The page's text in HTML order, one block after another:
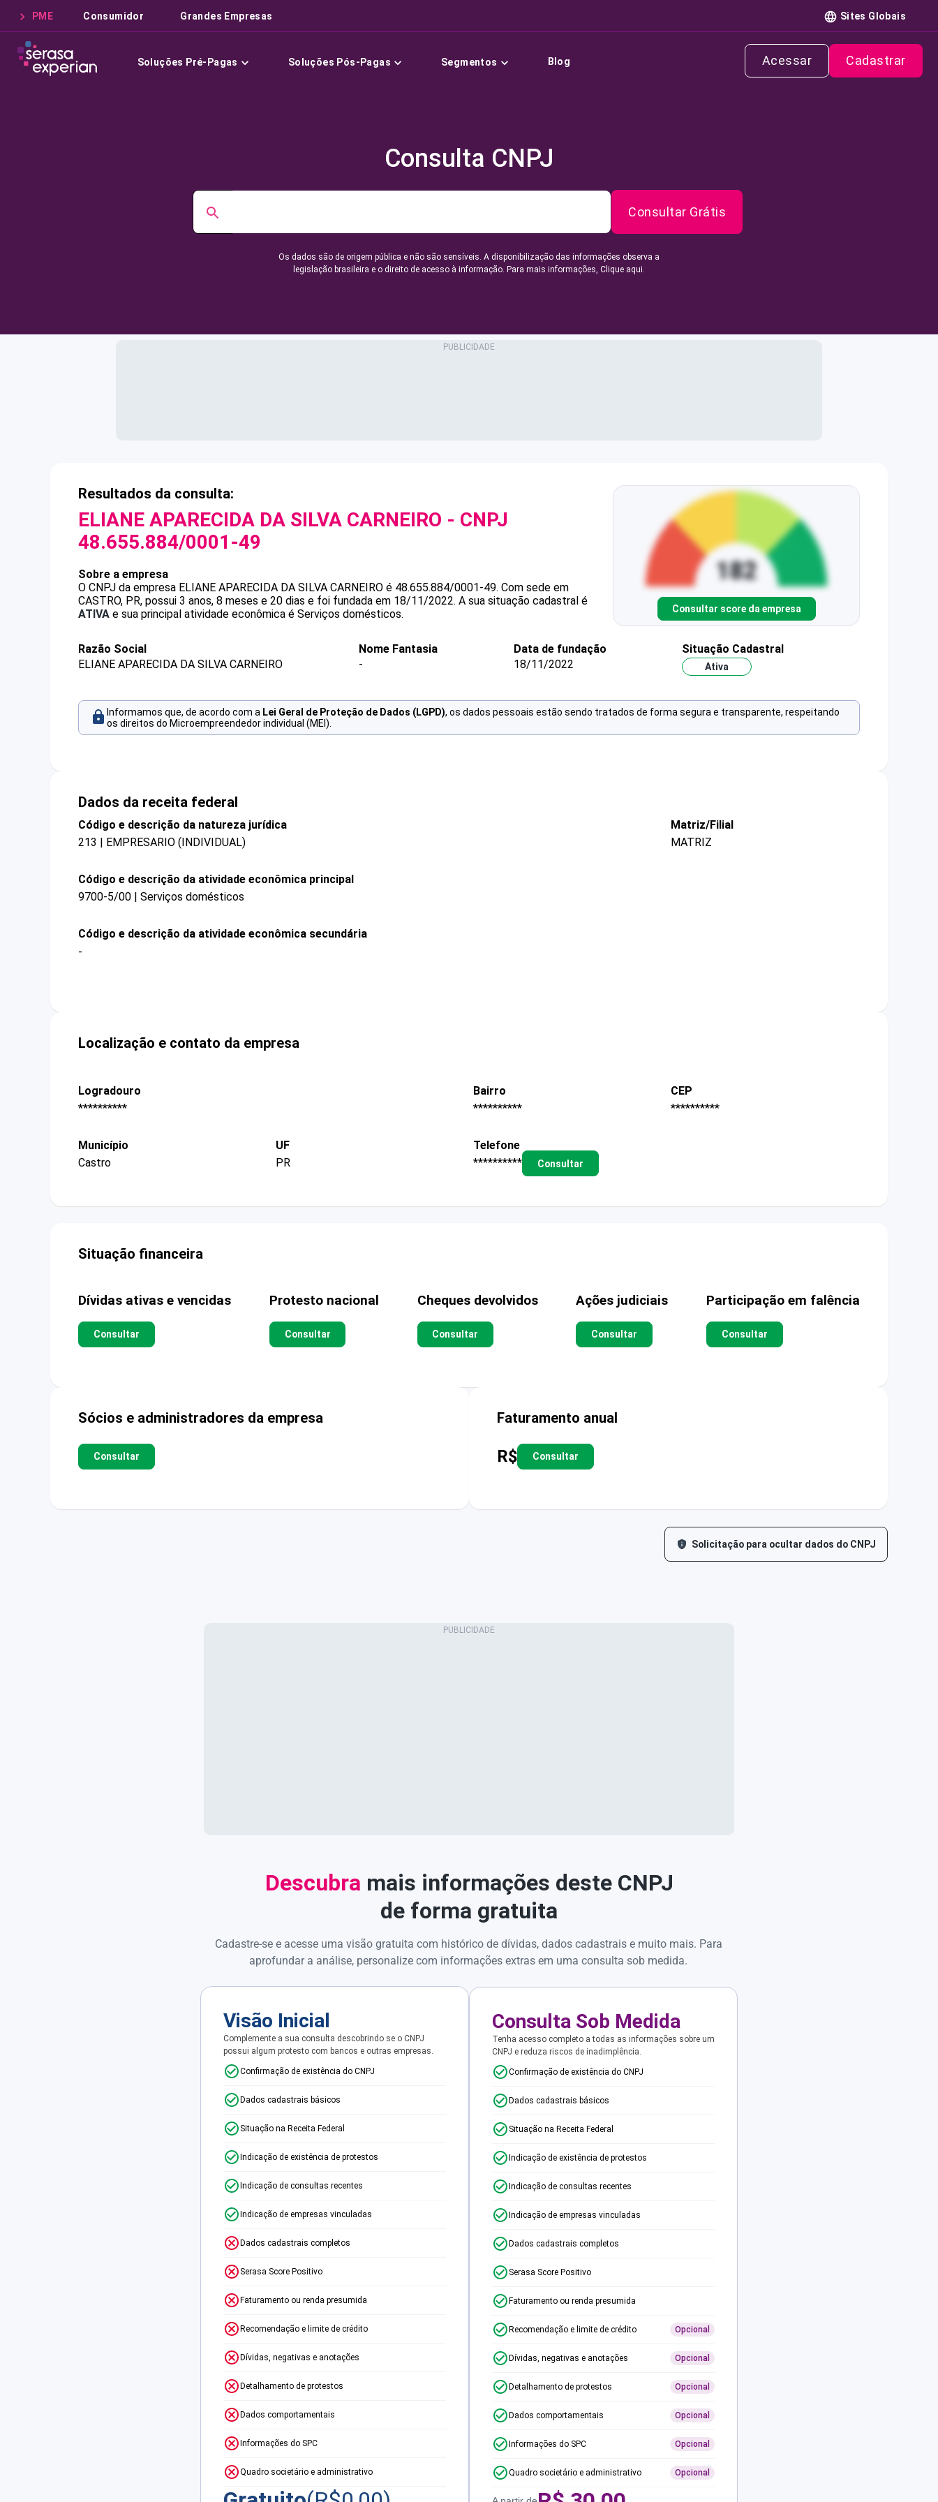
PME Consumidor Grandes Empresas Sites Globais
Soluções Pré-Pagas Soluções Pós-Pagas Segmentos Blog Acessar Cadastrar
Consulta CNPJ
Consultar Grátis
Os dados são de origem pública e não são sensíveis. A disponibilização das informações observa a
legislação brasileira e o direito de acesso à informação. Para mais informações, Clique aqui.
Resultados da consulta:
ELIANE APARECIDA DA SILVA CARNEIRO - CNPJ
48.655.884/0001-49
Sobre a empresa
O CNPJ da empresa ELIANE APARECIDA DA SILVA CARNEIRO é 48.655.884/0001-49. Com sede em
CASTRO, PR, possui 3 anos, 8 meses e 20 dias e foi fundada em 18/11/2022. A sua situação cadastral é
ATIVA e sua principal atividade econômica é Serviços domésticos. Consultar score da empresa
Razão Social
ELIANE APARECIDA DA SILVA CARNEIRO
Nome Fantasia
-
Data de fundação
18/11/2022
Situação Cadastral
Ativa
Informamos que, de acordo com a Lei Geral de Proteção de Dados (LGPD), os dados pessoais estão sendo tratados de forma segura e transparente, respeitando
os direitos do Microempreendedor individual (MEI).
Dados da receita federal
Código e descrição da natureza jurídica
213 | EMPRESARIO (INDIVIDUAL)
Matriz/Filial
MATRIZ
Código e descrição da atividade econômica principal
9700-5/00 | Serviços domésticos
Código e descrição da atividade econômica secundária
-
Localização e contato da empresa
Logradouro
**********
Bairro
**********
CEP
**********
Município
Castro
UF
PR
Telefone
**********
Consultar
Situação financeira
Dívidas ativas e vencidas
Consultar
Protesto nacional
Consultar
Cheques devolvidos
Consultar
Ações judiciais
Consultar
Participação em falência
Consultar
Sócios e administradores da empresa
Consultar
Faturamento anual
R$ Consultar
Solicitação para ocultar dados do CNPJ
Descubra mais informações deste CNPJ
de forma gratuita
Cadastre-se e acesse uma visão gratuita com histórico de dívidas, dados cadastrais e muito mais. Para
aprofundar a análise, personalize com informações extras em uma consulta sob medida.
Visão Inicial
Complemente a sua consulta descobrindo se o CNPJ
possui algum protesto com bancos e outras empresas.
Confirmação de existência do CNPJ
Dados cadastrais básicos
Situação na Receita Federal
Indicação de existência de protestos
Indicação de consultas recentes
Indicação de empresas vinculadas
Dados cadastrais completos
Serasa Score Positivo
Faturamento ou renda presumida
Recomendação e limite de crédito
Dívidas, negativas e anotações
Detalhamento de protestos
Dados comportamentais
Informações do SPC
Quadro societário e administrativo
Consulta Sob Medida
Tenha acesso completo a todas as informações sobre um
CNPJ e reduza riscos de inadimplência.
Confirmação de existência do CNPJ
Dados cadastrais básicos
Situação na Receita Federal
Indicação de existência de protestos
Indicação de consultas recentes
Indicação de empresas vinculadas
Dados cadastrais completos
Serasa Score Positivo
Faturamento ou renda presumida
Recomendação e limite de crédito Opcional
Dívidas, negativas e anotações Opcional
Detalhamento de protestos Opcional
Dados comportamentais Opcional
Informações do SPC Opcional
Quadro societário e administrativo Opcional